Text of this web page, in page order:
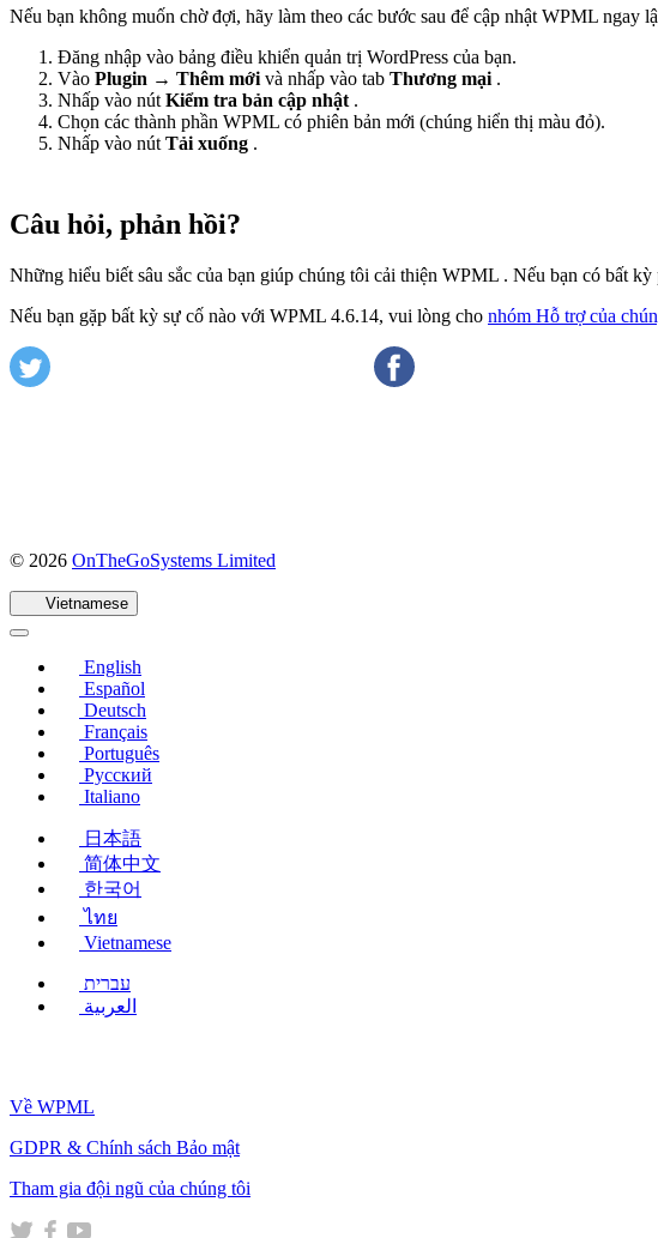
Nếu bạn không muốn chờ đợi, hãy làm theo các bước sau để cập nhật WPML ngay
Đăng nhập vào bảng điều khiển quản trị WordPress của bạn.
Vào Plugin → Thêm mới và nhấp vào tab Thương mại .
Nhấp vào nút Kiểm tra bản cập nhật .
Chọn các thành phần WPML có phiên bản mới (chúng hiển thị màu đỏ).
Nhấp vào nút Tải xuống .
Câu hỏi, phản hồi?
Những hiểu biết sâu sắc của bạn giúp chúng tôi cải thiện WPML . Nếu bạn có bất
Nếu bạn gặp bất kỳ sự cố nào với WPML 4.6.14, vui lòng cho nhóm Hỗ trợ của
© 2026 OnTheGoSystems Limited
Vietnamese
English
Español
Deutsch
Français
Português
Русский
Italiano
日本語
简体中文
한국어
ไทย
Vietnamese
עברית
العربية
Về WPML
GDPR & Chính sách Bảo mật
Tham gia đội ngũ của chúng tôi
(mở (mở(mở